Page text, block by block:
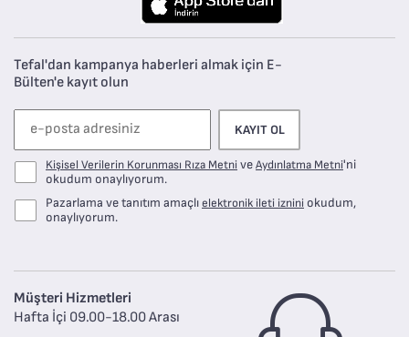
Tefal'dan kampanya haberleri almak için E-
Bülten'e kayıt olun
KAYIT OL
Kişisel Verilerin Korunması Rıza MetniveAydınlatma Metni'ni
okudum onaylıyorum.
Pazarlama ve tanıtım amaçlıelektronik ileti iznini okudum,
onaylıyorum.
Müşteri Hizmetleri
Hafta İçi 09.00-18.00 Arası